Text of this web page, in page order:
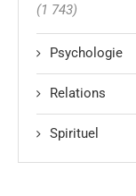
(1 743)
Psychologie
Relations
Spirituel